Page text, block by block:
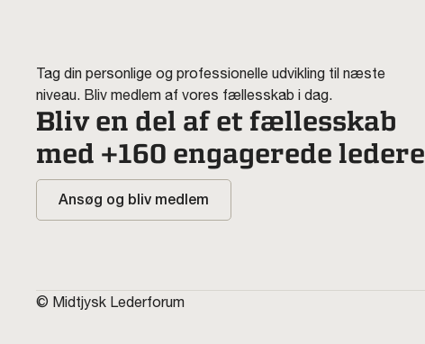
Tag din personlige og professionelle udvikling til næste
niveau. Bliv medlem af vores fællesskab i dag.
Bliv en del af et fællesskab
med +160 engagerede ledere
Ansøg og bliv medlem
© Midtjysk Lederforum